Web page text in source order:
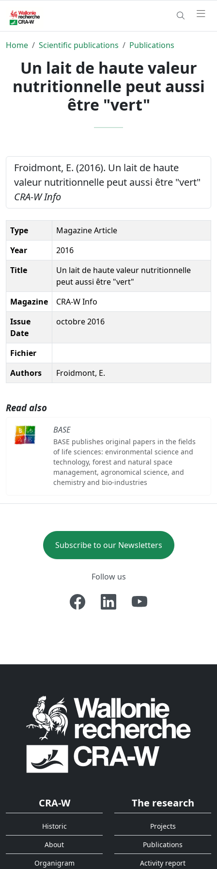
Home Scientific publications Publications
Un lait de haute valeur
nutritionnelle peut aussi
être "vert"
Froidmont, E. (2016). Un lait de haute
valeur nutritionnelle peut aussi être "vert"
CRA-W Info
Type
Magazine Article
Year
2016
Title
Un lait de haute valeur nutritionnelle
peut aussi être "vert"
Magazine
CRA-W Info
Issue
Date
octobre 2016
Fichier
Authors
Froidmont, E.
Read also
BASE
BASE publishes original papers in the fields
of life sciences: environmental science and
technology, forest and natural space
management, agronomical science, and
chemistry and bio-industries
Subscribe to our Newsletters
Follow us
CRA-W
Historic
About
Organigram
The research
Projects
Publications
Activity report